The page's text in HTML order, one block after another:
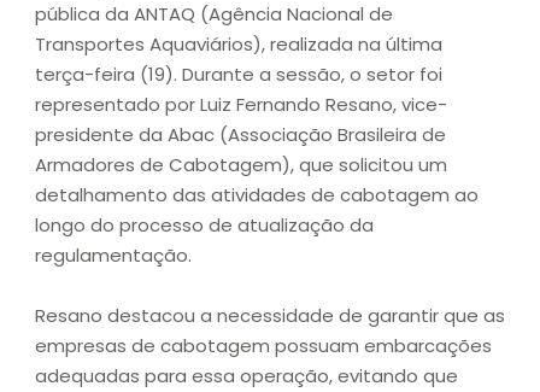
pública da ANTAQ (Agência Nacional de
Transportes Aquaviários), realizada na última
terça-feira (19). Durante a sessão, o setor foi
representado por Luiz Fernando Resano, vice-
presidente da Abac (Associação Brasileira de
Armadores de Cabotagem), que solicitou um
detalhamento das atividades de cabotagem ao
longo do processo de atualização da
regulamentação.
Resano destacou a necessidade de garantir que as
empresas de cabotagem possuam embarcações
adequadas para essa operação, evitando que